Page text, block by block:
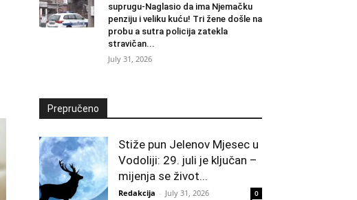
suprugu-Naglasio da ima Njemačku
penziju i veliku kuću! Tri žene došle na
probu a sutra policija zatekla
stravičan...
July 31, 2026
Prepručeno
Stiže pun Jelenov Mjesec u
Vodoliji: 29. juli je ključan –
mijenja se život...
Redakcija - July 31, 2026 0